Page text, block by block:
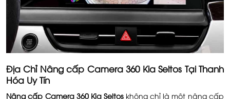
Địa Chỉ Nâng cấp Camera 360 Kia Seltos Tại Thanh
Hóa Uy Tín
Nâng cấp Camera 360 Kia Seltoskhông chỉ là một nâng cấp